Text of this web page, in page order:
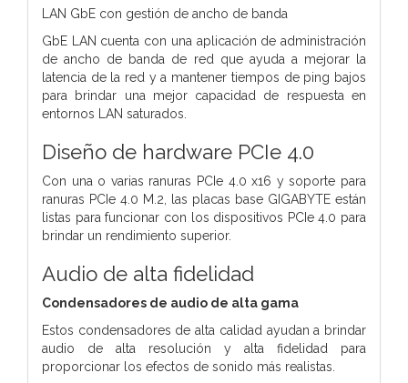
LAN GbE con gestión de ancho de banda
GbE LAN cuenta con una aplicación de administración
de ancho de banda de red que ayuda a mejorar la
latencia de la red y a mantener tiempos de ping bajos
para brindar una mejor capacidad de respuesta en
entornos LAN saturados.
Diseño de hardware PCIe 4.0
Con una o varias ranuras PCIe 4.0 x16 y soporte para
ranuras PCIe 4.0 M.2, las placas base GIGABYTE están
listas para funcionar con los dispositivos PCIe 4.0 para
brindar un rendimiento superior.
Audio de alta fidelidad
Condensadores de audio de alta gama
Estos condensadores de alta calidad ayudan a brindar
audio de alta resolución y alta fidelidad para
proporcionar los efectos de sonido más realistas.